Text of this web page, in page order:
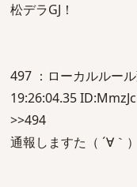
松デラGJ！
497 ：ローカルルー
19:26:04.35
>>494
通報しますた（ ´∀｀）